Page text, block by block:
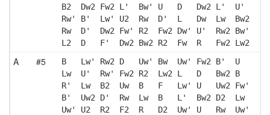
B2  Dw2 Fw2 L'  Bw' U   D   Dw2 L'  U'
Rw' B'  Lw' U2  Rw  D'  L   Dw  Lw  Bw2
Rw  D'  Dw2 Fw' R2  Fw2 Dw' U'  Rw2 Bw'
L2  D   F'  Dw2 Bw2 R2  Fw  R   Fw2 Lw2
A #5
B   Lw' Rw2 D   Uw' Bw  Uw' Fw2 B'  U
Lw  U'  Rw' Fw2 R2  Lw2 L   D   Bw2 B
R'  Lw  B2  Uw  B   F   Lw' U   Uw2 Fw'
B'  Uw2 D'  Rw  Lw  B   L'  Bw2 D2  Lw
Uw' U2  R2  F2  R   D2  Uw' U   Rw  Uw'